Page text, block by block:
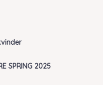
SPRING 2025